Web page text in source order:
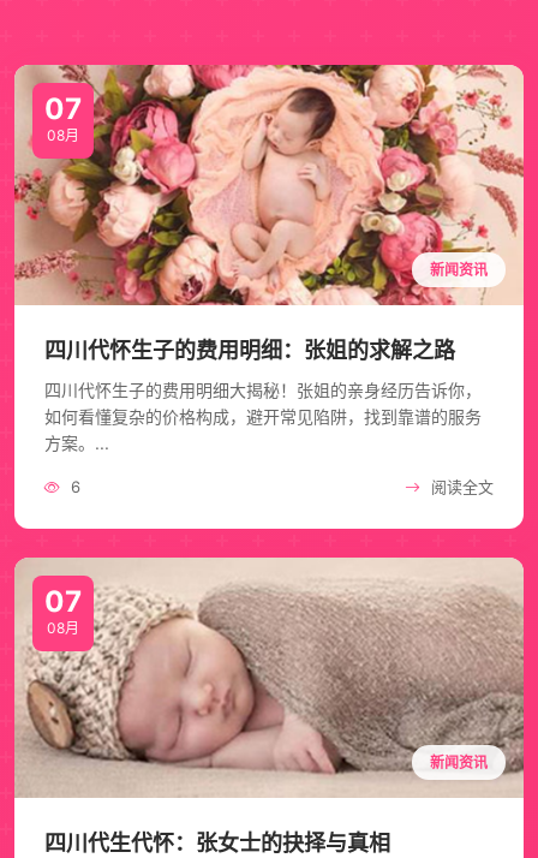
07
08月
新闻资讯
四川代怀生子的费用明细：张姐的求解之路
四川代怀生子的费用明细大揭秘！张姐的亲身经历告诉你，
如何看懂复杂的价格构成，避开常见陷阱，找到靠谱的服务
方案。...
6 阅读全文
07
08月
新闻资讯
四川代生代怀：张女士的抉择与真相